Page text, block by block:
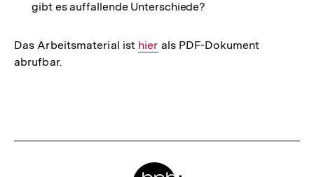
gibt es auffallende Unterschiede?
Das Arbeitsmaterial ist Interner
hier als PDF-Dokument
abrufbar.